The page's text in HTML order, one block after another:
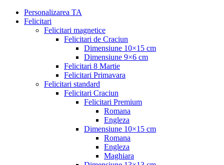
Personalizarea TA
Felicitari
Felicitari magnetice
Felicitari de Craciun
Dimensiune 10×15 cm
Dimensiune 9×6 cm
Felicitari 8 Martie
Felicitari Primavara
Felicitari standard
Felicitari Craciun
Felicitari Premium
Romana
Engleza
Dimensiune 10×15 cm
Romana
Engleza
Maghiara